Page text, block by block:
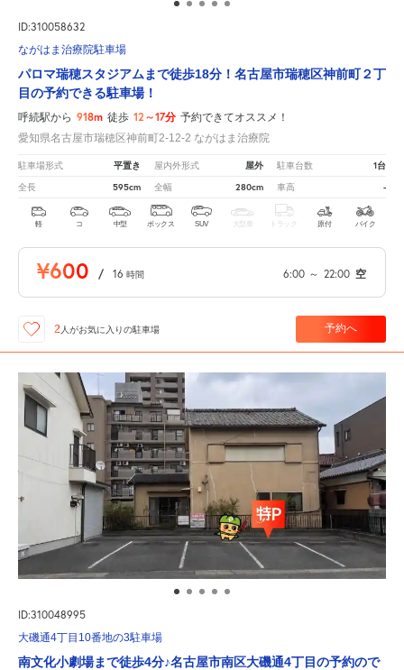
ID:310058632
ながはま治療院駐車場
パロマ瑞穂スタジアムまで徒歩18分！名古屋市瑞穂区神前町２丁
目の予約できる駐車場！
呼続駅から 918m 徒歩 12～17分 予約できてオススメ！
愛知県名古屋市瑞穂区神前町2-12-2 ながはま治療院
駐車場形式 平置き 屋内外形式 屋外 駐車台数 1台
全長 595cm 全幅 280cm 車高 -
軽 コ 中型 ボックス SUV 大型車 トラック 原付 バイク
¥600 / 16 時間 6:00 ～ 22:00 空
2 人がお気に入りの駐車場 予約へ
ID:310048995
大磯通4丁目10番地の3駐車場
南文化小劇場まで徒歩4分♪名古屋市南区大磯通4丁目の予約ので